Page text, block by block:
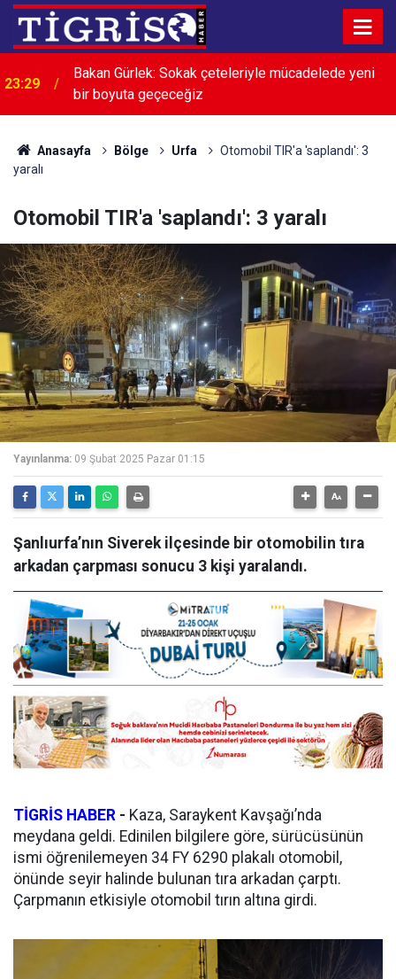
23:00
Diyarbakır U12 Şenlik Turnuvası’nda şampiyonlar
belli oldu
Anasayfa Bölge Urfa
Otomobil TIR'a 'saplandı': 3
yaralı
Otomobil TIR'a 'saplandı': 3 yaralı
Yayınlanma: 09 Şubat 2025 Pazar 01:15
Şanlıurfa’nın Siverek ilçesinde bir otomobilin tıra
arkadan çarpması sonucu 3 kişi yaralandı.
TİGRİS HABER - Kaza, Saraykent Kavşağı’nda
meydana geldi. Edinilen bilgilere göre, sürücüsünün
ismi öğrenilemeyen 34 FY 6290 plakalı otomobil,
önünde seyir halinde bulunan tıra arkadan çarptı.
Çarpmanın etkisiyle otomobil tırın altına girdi.